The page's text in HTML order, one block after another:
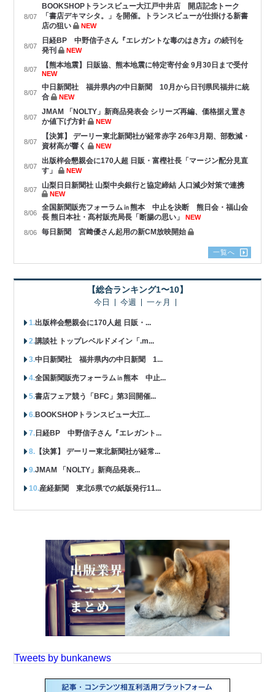
8/07
BOOKSHOPトランスビュー大江戸中井店 開店記念トーク
「書店デキマシタ。」を開催。トランスビューが仕掛ける新書
店の狙い
NEW
8/07
日経BP 中野信子さん『エレガントな毒のはき方』の続刊を
発刊
NEW
8/07 【熊本地震】日販協、熊本地震に特定寄付金 9月30日まで受付
NEW
8/07
中日新聞社 福井県内の中日新聞 10月から日刊県民福井に統
合
NEW
8/07
JMAM 「NOLTY」新商品発表会 シリーズ再編、価格据え置き
か値下げ方針
NEW
8/07
【決算】 デーリー東北新聞社が経常赤字 26年3月期、部数減・
資材高が響く
NEW
8/07
出版梓会懇親会に170人超 日販・富樫社長「マージン配分見直
す」
NEW
8/07 山梨日日新聞社 山梨中央銀行と協定締結 人口減少対策で連携
NEW
8/06
全国新聞販売フォーラム㏌熊本 中止を決断 熊日会・福山会
長 熊日本社・髙村販売局長「断腸の思い」
NEW
8/06 毎日新聞 宮﨑優さん起用の新CM放映開始
一覧へ
【総合ランキング1〜10】
今日 今週 一ヶ月
出版梓会懇親会に170人超 日販・...
講談社 トップレベルドメイン「.m...
中日新聞社 福井県内の中日新聞 1...
全国新聞販売フォーラム㏌熊本 中止...
書店フェア競う「BFC」第3回開催...
BOOKSHOPトランスビュー大江...
日経BP 中野信子さん『エレガント...
【決算】 デーリー東北新聞社が経常...
JMAM 「NOLTY」新商品発表...
産経新聞 東北6県での紙版発行11...
Tweets by bunkanews